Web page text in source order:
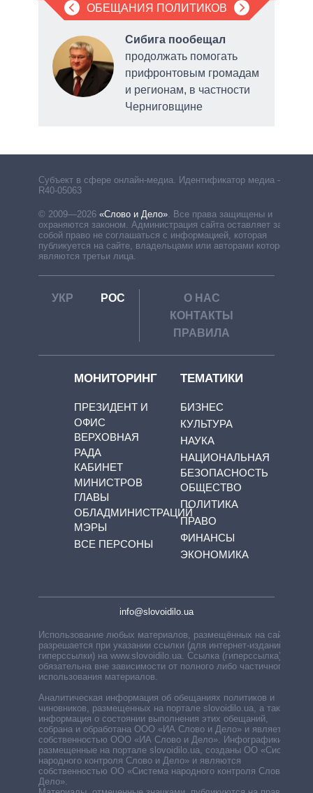
ОБЕЩАНИЯ ПОЛИТИКОВ
Сибига пообещал
продолжать помогать
прифронтовым громадам
и регионам, в частности
Черниговщине
Субъект в сфере онлайн-медиа. Идентификатор медиа –
R40-05063
© 2009—2026 «Слово и Дело». Все права защищены и
охраняются законом. Администрация сайта оставляет за
собой право не соглашаться с информацией, которая
публикуется на сайте, владельцами или авторами которой
являются третьи лица.
УКР РОС
О НАС
КОНТАКТЫ
ПРАВИЛА
МОНИТОРИНГ
ПРЕЗИДЕНТ И
ОФИС
ВЕРХОВНАЯ
РАДА
КАБИНЕТ
МИНИСТРОВ
ГЛАВЫ
ОБЛАДМИНИСТРАЦИЙ
МЭРЫ
ВСЕ ПЕРСОНЫ
ТЕМАТИКИ
БИЗНЕС
КУЛЬТУРА
НАУКА
НАЦИОНАЛЬНАЯ
БЕЗОПАСНОСТЬ
ОБЩЕСТВО
ПОЛИТИКА
ПРАВО
ФИНАНСЫ
ЭКОНОМИКА
info@slovoidilo.ua
Использование любых материалов, размещённых на сайте,
разрешается при указании ссылки (для интернет-изданий —
гиперссылки) на www.slovoidilo.ua. Ссылка (гиперссылка)
обязательна вне зависимости от полного либо частичного
использования материалов.
Аналитическая информация об обещаниях политиков и
чиновников, размещенных на портале slovoidilo.ua, а также
информация о состоянии выполнения этих обещаний,
собрана и обработана ООО «ИА Слово и Дело» и является
собственностью ООО «ИА Слово и Дело». Инфографики,
размещенные на портале slovoidilo.ua, созданы ОО «Система
народного контроля Слово и Дело» и являются
собственностью ОО «Система народного контроля Слово и
Дело».